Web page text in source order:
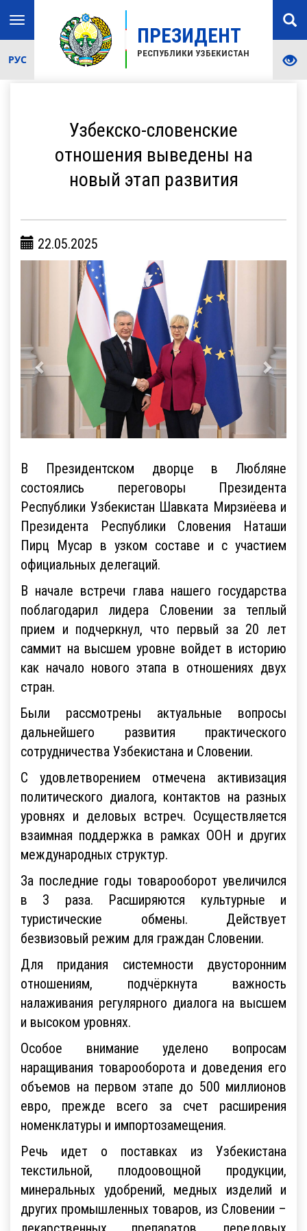
ПРЕЗИДЕНТ
РЕСПУБЛИКИ УЗБЕКИСТАН
Toggle
navigation
РУС
Узбекско-словенские
отношения выведены на
новый этап развития
22.05.2025
В Президентском дворце в Любляне
состоялись переговоры Президента
Республики Узбекистан Шавката Мирзиёева и
Президента Республики Словения Наташи
Пирц Мусар в узком составе и с участием
официальных делегаций.
В начале встречи глава нашего государства
поблагодарил лидера Словении за теплый
прием и подчеркнул, что первый за 20 лет
саммит на высшем уровне войдет в историю
как начало нового этапа в отношениях двух
стран.
Были рассмотрены актуальные вопросы
дальнейшего развития практического
сотрудничества Узбекистана и Словении.
С удовлетворением отмечена активизация
политического диалога, контактов на разных
уровнях и деловых встреч. Осуществляется
взаимная поддержка в рамках ООН и других
международных структур.
За последние годы товарооборот увеличился
в 3 раза. Расширяются культурные и
туристические обмены. Действует
безвизовый режим для граждан Словении.
Для придания системности двусторонним
отношениям, подчёркнута важность
налаживания регулярного диалога на высшем
и высоком уровнях.
Особое внимание уделено вопросам
наращивания товарооборота и доведения его
объемов на первом этапе до 500 миллионов
евро, прежде всего за счет расширения
номенклатуры и импортозамещения.
Речь идет о поставках из Узбекистана
текстильной, плодоовощной продукции,
минеральных удобрений, медных изделий и
других промышленных товаров, из Словении –